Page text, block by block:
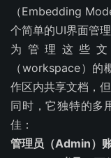
（Embedding
个简单的UI界面管理
为管理这些文
（workspace）的
作区内共享文档，
同时，它独特的多
佳：
管理员（Admin）